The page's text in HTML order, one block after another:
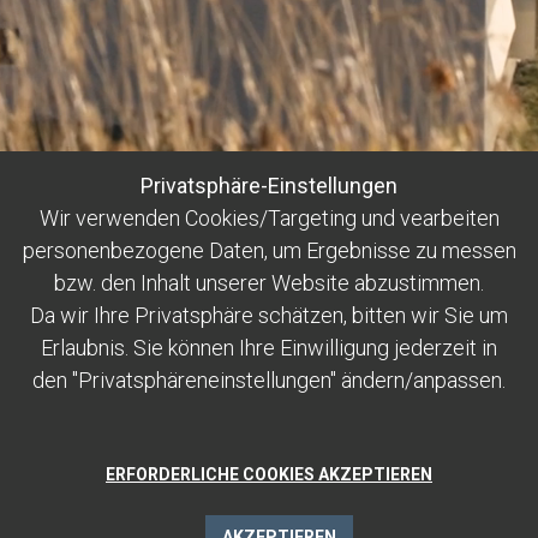
Privatsphäre-Einstellungen
Wir verwenden Cookies/Targeting und vearbeiten
personenbezogene Daten, um Ergebnisse zu messen
bzw. den Inhalt unserer Website abzustimmen.
Da wir Ihre Privatsphäre schätzen, bitten wir Sie um
Erlaubnis. Sie können Ihre Einwilligung jederzeit in
den "Privatsphäreneinstellungen" ändern/anpassen.
ERFORDERLICHE COOKIES AKZEPTIEREN